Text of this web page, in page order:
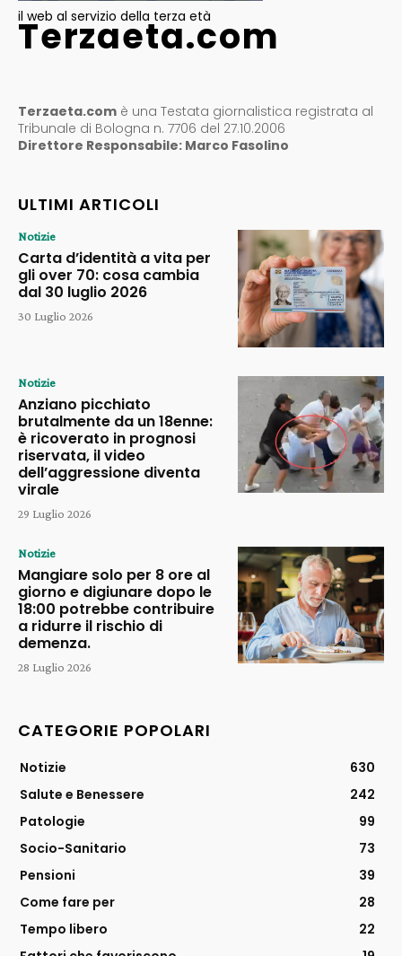
il web al servizio della terza età
Terzaeta.com
Terzaeta.com è una Testata giornalistica registrata al
Tribunale di Bologna n. 7706 del 27.10.2006
Direttore Responsabile: Marco Fasolino
ULTIMI ARTICOLI
Notizie
Carta d’identità a vita per
gli over 70: cosa cambia
dal 30 luglio 2026
30 Luglio 2026
Notizie
Anziano picchiato
brutalmente da un 18enne:
è ricoverato in prognosi
riservata, il video
dell’aggressione diventa
virale
29 Luglio 2026
Notizie
Mangiare solo per 8 ore al
giorno e digiunare dopo le
18:00 potrebbe contribuire
a ridurre il rischio di
demenza.
28 Luglio 2026
CATEGORIE POPOLARI
Notizie
630
Salute e Benessere
242
Patologie
99
Socio-Sanitario
73
Pensioni
39
Come fare per
28
Tempo libero
22